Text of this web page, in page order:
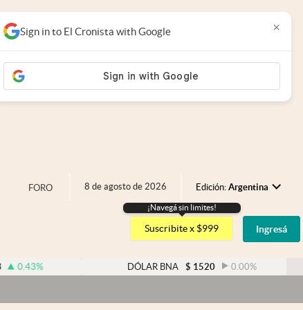
FORO 8 de agosto de 2026 Edición: Argentina
Argentina
España
USA
¡Navegá sin limites!
Suscribite x $999 Ingresá
DÓLAR BNA $ 1520 0.00%
Sign in to El Cronista with Google ×